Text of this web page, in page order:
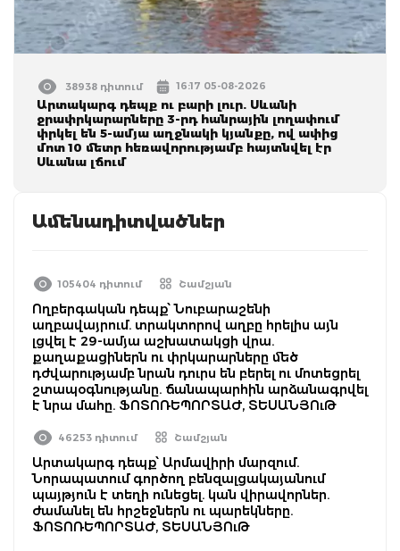
38938 դիտում 16:17 05-08-2026
Արտակարգ դեպք ու բարի լուր. Սևանի
ջրափրկարարները 3-րդ հանրային լողափում
փրկել են 5-ամյա աղջնակի կյանքը, ով ափից
մոտ 10 մետր հեռավորությամբ հայտնվել էր
Սևանա լճում
Ամենադիտվածներ
105404 դիտում Շամշյան
Ողբերգական դեպք՝ Նուբարաշենի
աղբավայրում. տրակտորով աղբը հրելիս այն
լցվել է 29-ամյա աշխատակցի վրա.
քաղաքացիներն ու փրկարարները մեծ
դժվարությամբ նրան դուրս են բերել ու մոտեցրել
շտապօգնությանը. ճանապարհին արձանագրվել
է նրա մահը. ՖՈՏՈՌԵՊՈՐՏԱԺ, ՏԵՍԱՆՅՈւԹ
46253 դիտում Շամշյան
Արտակարգ դեպք՝ Արմավիրի մարզում.
Նորապատում գործող բենզալցակայանում
պայթյուն է տեղի ունեցել. կան վիրավորներ.
ժամանել են հրշեջներն ու պարեկները.
ՖՈՏՈՌԵՊՈՐՏԱԺ, ՏԵՍԱՆՅՈւԹ